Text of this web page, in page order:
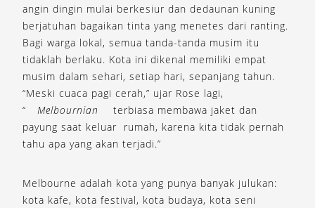
angin dingin mulai berkesiur dan dedaunan kuning
berjatuhan bagaikan tinta yang menetes dari ranting.
Bagi warga lokal, semua tanda-tanda musim itu
tidaklah berlaku. Kota ini dikenal memiliki empat
musim dalam sehari, setiap hari, sepanjang tahun.
“Meski cuaca pagi cerah,” ujar Rose lagi,
“
Melbournian
terbiasa membawa jaket dan
payung saat keluar rumah, karena kita tidak pernah
tahu apa yang akan terjadi.”
Melbourne adalah kota yang punya banyak julukan:
kota kafe, kota festival, kota budaya, kota seni